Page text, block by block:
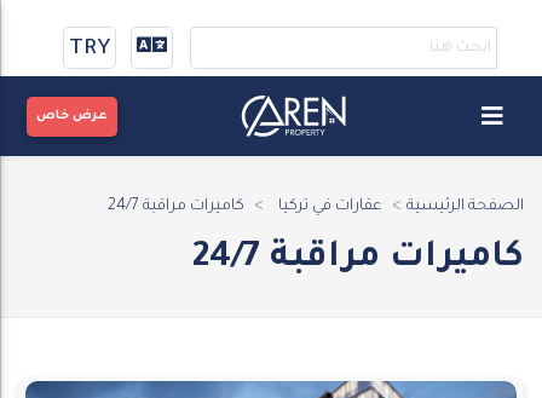
TRY
عرض خاص
الصفحة الرئيسية عقارات في تركيا كاميرات مراقبة 24/7
كاميرات مراقبة 24/7